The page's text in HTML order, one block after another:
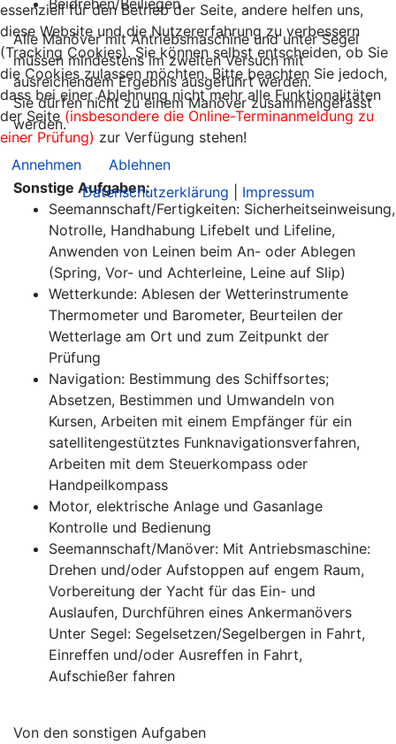
Beidrehen/Beiliegen
Alle Manöver mit Antriebsmaschine und unter Segel
müssen mindestens im zweiten Versuch mit
ausreichendem Ergebnis ausgeführt werden.
Sie dürfen nicht zu einem Manöver zusammengefasst
werden.
Sonstige Aufgaben:
Seemannschaft/Fertigkeiten: Sicherheitseinweisung,
Notrolle, Handhabung Lifebelt und Lifeline,
Anwenden von Leinen beim An- oder Ablegen
(Spring, Vor- und Achterleine, Leine auf Slip)
Wetterkunde: Ablesen der Wetterinstrumente
Thermometer und Barometer, Beurteilen der
Wetterlage am Ort und zum Zeitpunkt der
Prüfung
Navigation: Bestimmung des Schiffsortes;
Absetzen, Bestimmen und Umwandeln von
Kursen, Arbeiten mit einem Empfänger für ein
satellitengestütztes Funknavigationsverfahren,
Arbeiten mit dem Steuerkompass oder
Handpeilkompass
Motor, elektrische Anlage und Gasanlage
Kontrolle und Bedienung
Seemannschaft/Manöver: Mit Antriebsmaschine:
Drehen und/oder Aufstoppen auf engem Raum,
Vorbereitung der Yacht für das Ein- und
Auslaufen, Durchführen eines Ankermanövers
Unter Segel: Segelsetzen/Segelbergen in Fahrt,
Einreffen und/oder Ausreffen in Fahrt,
Aufschießer fahren
Von den sonstigen Aufgaben
essenziell für den Betrieb der Seite, andere helfen uns,
diese Website und die Nutzererfahrung zu verbessern
(Tracking Cookies). Sie können selbst entscheiden, ob Sie
die Cookies zulassen möchten. Bitte beachten Sie jedoch,
dass bei einer Ablehnung nicht mehr alle Funktionalitäten
der Seite (insbesondere die Online-Terminanmeldung zu
einer Prüfung) zur Verfügung stehen!
Annehmen
Ablehnen
Datenschutzerklärung
Impressum